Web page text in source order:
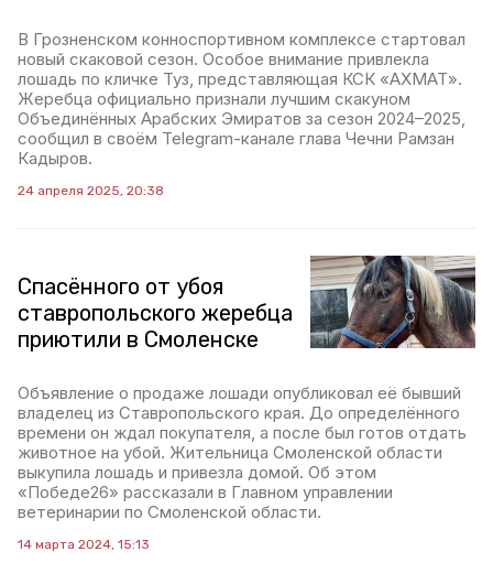
В Грозненском конноспортивном комплексе стартовал
новый скаковой сезон. Особое внимание привлекла
лошадь по кличке Туз, представляющая КСК «АХМАТ».
Жеребца официально признали лучшим скакуном
Объединённых Арабских Эмиратов за сезон 2024–2025,
сообщил в своём Telegram-канале глава Чечни Рамзан
Кадыров.
24 апреля 2025, 20:38
Спасённого от убоя
ставропольского жеребца
приютили в Смоленске
Объявление о продаже лошади опубликовал её бывший
владелец из Ставропольского края. До определённого
времени он ждал покупателя, а после был готов отдать
животное на убой. Жительница Смоленской области
выкупила лошадь и привезла домой. Об этом
«Победе26» рассказали в Главном управлении
ветеринарии по Смоленской области.
14 марта 2024, 15:13